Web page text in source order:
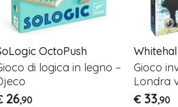
OctoPush
di logica in legno –
26,90
Gioco
Londra
€ 33,90